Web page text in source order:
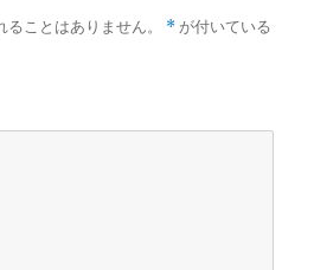
ことはありません。 * が付いている